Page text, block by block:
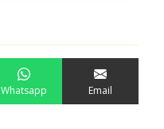
Whatsapp Email